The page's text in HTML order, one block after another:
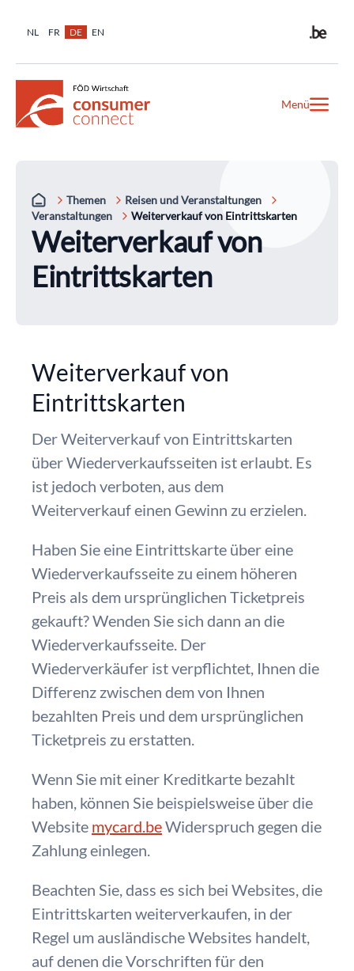
NL FR DE EN
Menü
Themen
Reisen und Veranstaltungen
Veranstaltungen
Weiterverkauf von Eintrittskarten
Weiterverkauf von
Eintrittskarten
Weiterverkauf von
Eintrittskarten
Der Weiterverkauf von Eintrittskarten
über Wiederverkaufsseiten ist erlaubt. Es
ist jedoch verboten, aus dem
Weiterverkauf einen Gewinn zu erzielen.
Haben Sie eine Eintrittskarte über eine
Wiederverkaufsseite zu einem höheren
Preis als dem ursprünglichen Ticketpreis
gekauft? Wenden Sie sich dann an die
Wiederverkaufsseite. Der
Wiederverkäufer ist verpflichtet, Ihnen die
Differenz zwischen dem von Ihnen
bezahlten Preis und dem ursprünglichen
Ticketpreis zu erstatten.
Wenn Sie mit einer Kreditkarte bezahlt
haben, können Sie beispielsweise über die
Website mycard.beWiderspruch gegen die
Zahlung einlegen.
Beachten Sie, dass es sich bei Websites, die
Eintrittskarten weiterverkaufen, in der
Regel um ausländische Websites handelt,
auf denen die Vorschriften für den